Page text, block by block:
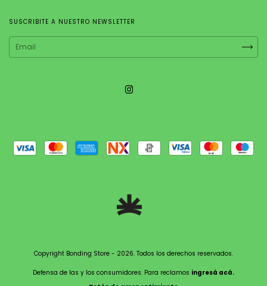
SUSCRIBITE A NUESTRO NEWSLETTER
Copyright Bonding Store - 2026. Todos los derechos reservados.
Defensa de las y los consumidores. Para reclamos ingresá acá.